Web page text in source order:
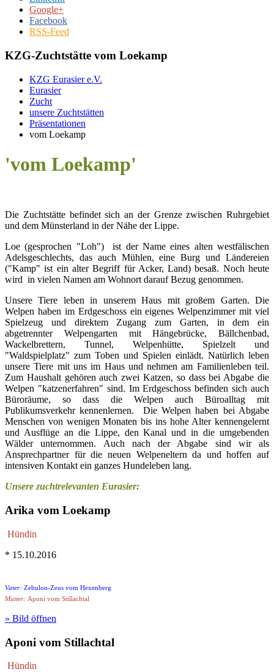
Google+
Facebook
RSS-Feed
KZG-Zuchtstätte vom Loekamp
KZG Eurasier e.V.
Eurasier
Zucht
unsere Zuchtstätten
Präsentationen
vom Loekamp
'vom Loekamp'
Die Zuchtstätte befindet sich an der Grenze zwischen Ruhrgebiet
und dem Münsterland in der Nähe der Lippe.
Loe (gesprochen "Loh") ist der Name eines alten westfälischen
Adelsgeschlechts, das auch Mühlen, eine Burg und Ländereien
("Kamp" ist ein alter Begriff für Acker, Land) besaß. Noch heute
wird in vielen Namen am Wohnort darauf Bezug genommen.
Unsere Tiere leben in unserem Haus mit großem Garten. Die
Welpen haben im Erdgeschoss ein eigenes Welpenzimmer mit viel
Spielzeug und direktem Zugang zum Garten, in dem ein
abgetrennter Welpengarten mit Hängebrücke, Bällchenbad,
Wackelbrettern, Tunnel, Welpenhütte, Spielzelt und
"Waldspielplatz" zum Toben und Spielen einlädt. Natürlich leben
unsere Tiere mit uns im Haus und nehmen am Familienleben teil.
Zum Haushalt gehören auch zwei Katzen, so dass bei Abgabe die
Welpen "katzenerfahren" sind. Im Erdgeschoss befinden sich auch
Büroräume, so dass die Welpen auch Büroalltag mit
Publikumsverkehr kennenlernen. Die Welpen haben bei Abgabe
Menschen von wenigen Monaten bis ins hohe Alter kennengelernt
und Ausflüge an die Lippe, den Kanal und in die umgebenden
Wälder unternommen. Auch nach der Abgabe sind wir als
Ansprechpartner für die neuen Welpeneltern da und hoffen auf
intensiven Kontakt ein ganzes Hundeleben lang.
Unsere zuchtrelevanten Eurasier:
Arika vom Loekamp
Hündin
* 15.10.2016
Vater: Zebulon-Zeus vom Hexenberg
Mutter: Aponi vom Stillachtal
» Bild öffnen
Aponi vom Stillachtal
Hündin